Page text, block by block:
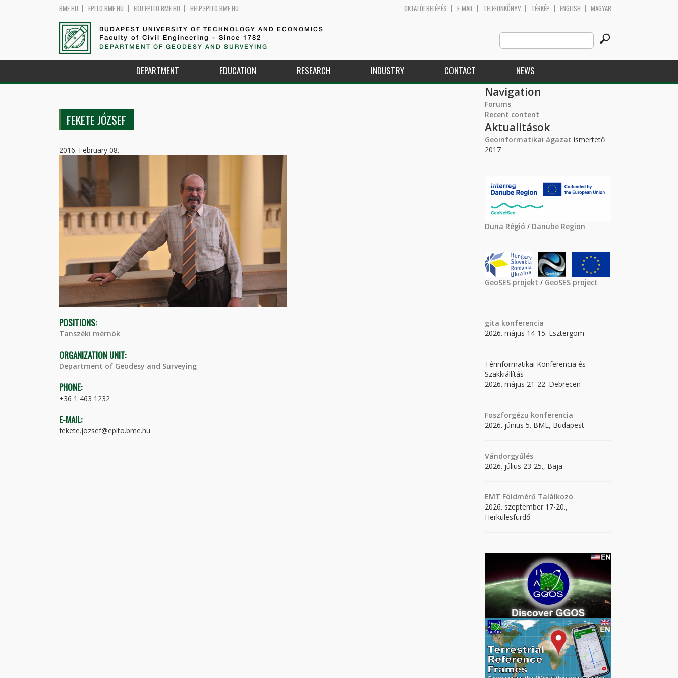
BME.HU EPITO.BME.HU EDU.EPITO.BME.HU HELP.EPITO.BME.HU OKTATÓI BELÉPÉS E-MAIL TELEFONKÖNYV TÉRKÉP ENGLISH MAGYAR
BUDAPEST UNIVERSITY OF TECHNOLOGY AND ECONOMICS
Faculty of Civil Engineering - Since 1782
DEPARTMENT OF GEODESY AND SURVEYING
Search
this
site
DEPARTMENT EDUCATION RESEARCH INDUSTRY CONTACT NEWS
FEKETE JÓZSEF
2016. February 08.
POSITIONS:
Tanszéki mérnök
ORGANIZATION UNIT:
Department of Geodesy and Surveying
PHONE:
+36 1 463 1232
E-MAIL:
fekete.jozsef@epito.bme.hu
Navigation
Forums
Recent content
Aktualitások
Geoinformatikai ágazat ismertető
2017
Duna Régió / Danube Region
GeoSES projekt / GeoSES project
gita konferencia
2026. május 14-15. Esztergom
Térinformatikai Konferencia és
Szakkiállítás
2026. május 21-22. Debrecen
Foszforgézu konferencia
2026. június 5. BME, Budapest
Vándorgyűlés
2026. július 23-25., Baja
EMT Földmérő Találkozó
2026. szeptember 17-20.,
Herkulesfürdő